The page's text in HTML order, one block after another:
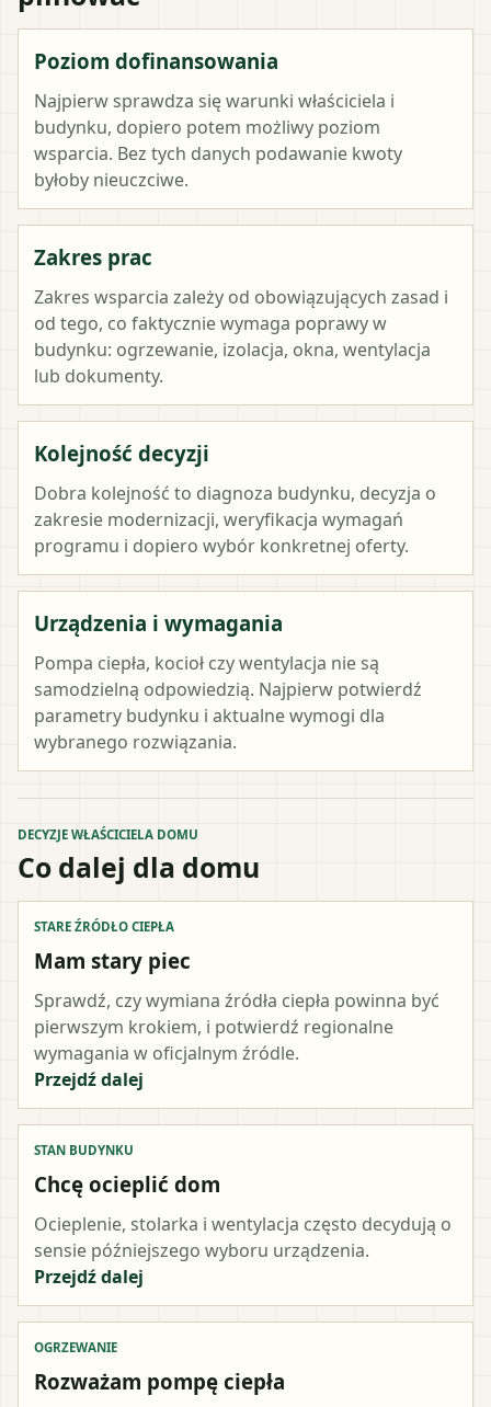
Poziom dofinansowania
Najpierw sprawdza się warunki właściciela i
budynku, dopiero potem możliwy poziom
wsparcia. Bez tych danych podawanie kwoty
byłoby nieuczciwe.
Zakres prac
Zakres wsparcia zależy od obowiązujących zasad i
od tego, co faktycznie wymaga poprawy w
budynku: ogrzewanie, izolacja, okna, wentylacja
lub dokumenty.
Kolejność decyzji
Dobra kolejność to diagnoza budynku, decyzja o
zakresie modernizacji, weryfikacja wymagań
programu i dopiero wybór konkretnej oferty.
Urządzenia i wymagania
Pompa ciepła, kocioł czy wentylacja nie są
samodzielną odpowiedzią. Najpierw potwierdź
parametry budynku i aktualne wymogi dla
wybranego rozwiązania.
DECYZJE WŁAŚCICIELA DOMU
Co dalej dla domu
STARE ŹRÓDŁO CIEPŁA
Mam stary piec
Sprawdź, czy wymiana źródła ciepła powinna być
pierwszym krokiem, i potwierdź regionalne
wymagania w oficjalnym źródle.
Przejdź dalej
STAN BUDYNKU
Chcę ocieplić dom
Ocieplenie, stolarka i wentylacja często decydują o
sensie późniejszego wyboru urządzenia.
Przejdź dalej
OGRZEWANIE
Rozważam pompę ciepła